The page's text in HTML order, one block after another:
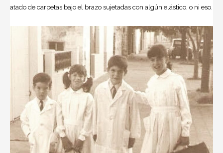
atado de carpetas bajo el brazo sujetadas con algún elástico, o ni eso.